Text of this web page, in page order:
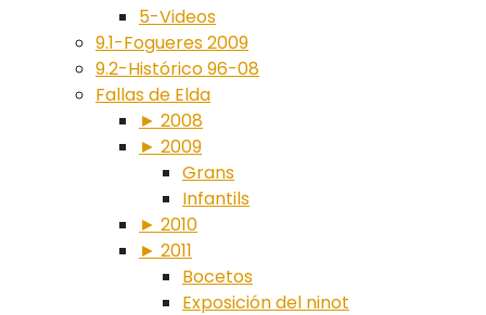
5-Videos
9.1-Fogueres 2009
9.2-Histórico 96-08
Fallas de Elda
► 2008
► 2009
Grans
Infantils
► 2010
► 2011
Bocetos
Exposición del ninot